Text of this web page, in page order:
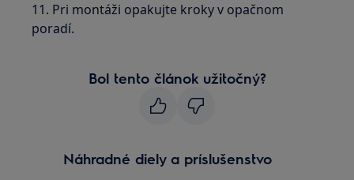
11. Pri montáži opakujte kroky v opačnom
poradí.
Bol tento článok užitočný?
Náhradné diely a príslušenstvo